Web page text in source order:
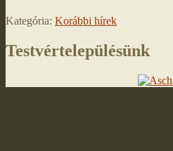
Kategória: Korábbi hírek
Testvértelepülésünk